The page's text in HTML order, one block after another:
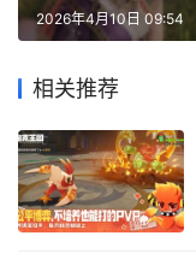
2026年4月10日 09:54
相关推荐